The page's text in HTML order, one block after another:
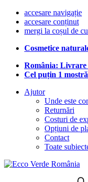
accesare navigație
accesare conținut
mergi la coșul de
Cosmetice
România:
Cel puțin 1
Ajutor
Unde este
Returnări
Costuri de
Opțiuni de
Contact
Toate